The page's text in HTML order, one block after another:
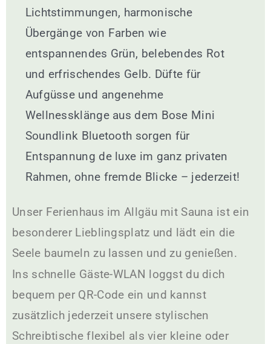
Lichtstimmungen, harmonische
Übergänge von Farben wie
entspannendes Grün, belebendes Rot
und erfrischendes Gelb. Düfte für
Aufgüsse und angenehme
Wellnessklänge aus dem Bose Mini
Soundlink Bluetooth sorgen für
Entspannung de luxe im ganz privaten
Rahmen, ohne fremde Blicke – jederzeit!
Unser Ferienhaus im Allgäu mit Sauna ist ein
besonderer Lieblingsplatz und lädt ein die
Seele baumeln zu lassen und zu genießen.
Ins schnelle Gäste-WLAN loggst du dich
bequem per QR-Code ein und kannst
zusätzlich jederzeit unsere stylischen
Schreibtische flexibel als vier kleine oder